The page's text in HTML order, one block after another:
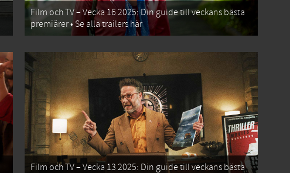
Film och TV – Vecka 16 2025: Din guide till veckans bästa
premiärer • Se alla trailers här
Film och TV – Vecka 13 2025: Din guide till veckans bästa